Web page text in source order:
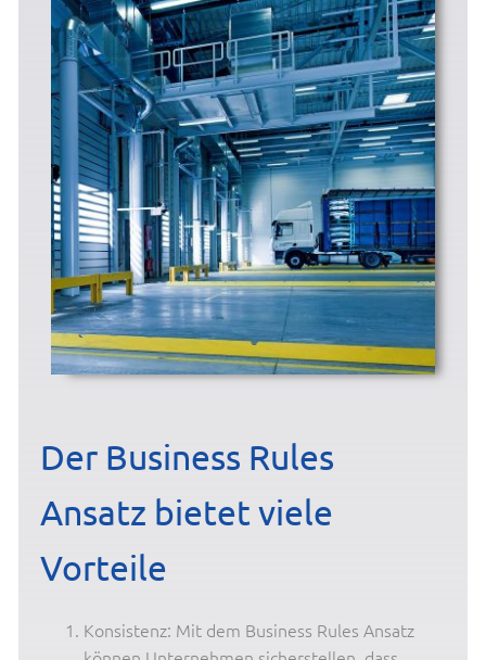
Der Business Rules
Ansatz bietet viele
Vorteile
Konsistenz: Mit dem Business Rules Ansatz